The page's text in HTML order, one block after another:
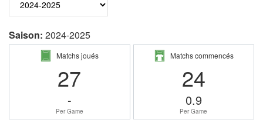
Saison: 2024-2025
Matchs joués
27
-
Per Game
Matchs commencés
24
0.9
Per Game